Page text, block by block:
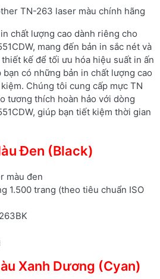
TN-263 laser màu chính hãng
chất lượng cao dành riêng cho
mang đến bản in sắc nét và
kế để tối ưu hóa hiệu suất in ấn
có những bản in chất lượng cao
Chúng tôi cung cấp mực TN
tương thích hoàn hảo với dòng
giúp bạn tiết kiệm thời gian
Đen (Black)
màu đen
1.500 trang (theo tiêu chuẩn ISO
Xanh Dương (Cyan)